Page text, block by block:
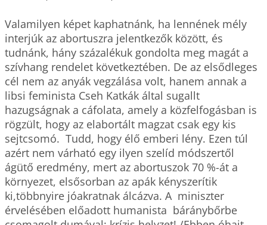
Valamilyen képet kaphatnánk, ha lennének mély
interjúk az abortuszra jelentkezők között, és
tudnánk, hány százalékuk gondolta meg magát a
szívhang rendelet következtében. De az elsődleges
cél nem az anyák vegzálása volt, hanem annak a
libsi feminista Cseh Katkák által sugallt
hazugságnak a cáfolata, amely a közfelfogásban is
rögzült, hogy az elabortált magzat csak egy kis
sejtcsomó.  Tudd, hogy élő emberi lény. Ezen túl
azért nem várható egy ilyen szelíd módszertől
ágütő eredmény, mert az abortuszok 70 %-át a
környezet, elsősorban az apák kényszerítik
ki,többnyire jóakratnak álcázva. A  miniszter
érvelésében előadott humanista  báránybőrbe